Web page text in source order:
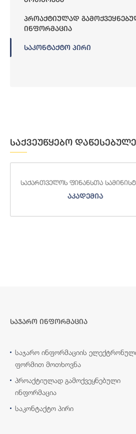
Პროაქტიულად
Ინფორმაცია
Საკონტაქტო Პირი
საქვეუწყებო
საქართველოს ფინანსთა
აკადემია
საჯარო ინფორმაცია
საჯარო ინფორმაციის
ფორმით მოთხოვნა
პროაქტიულად გამოქვეყნებული
ინფორმაცია
საკონტაქტო პირი